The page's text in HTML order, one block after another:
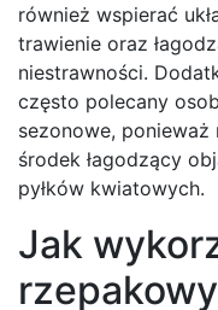
również wspierać
trawienie oraz
niestrawności.
często polecany
sezonowe, ponieważ
środek łagodzący
pyłków kwiatowych.
Jak